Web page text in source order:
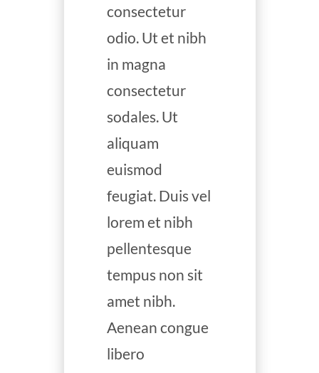
consectetur
odio. Ut et nibh
in magna
consectetur
sodales. Ut
aliquam
euismod
feugiat. Duis vel
lorem et nibh
pellentesque
tempus non sit
amet nibh.
Aenean congue
libero